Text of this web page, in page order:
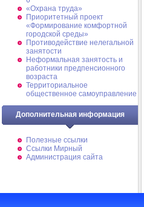
«Охрана труда»
Приоритетный проект
«Формирование комфортной
городской среды»
Противодействие нелегальной
занятости
Неформальная занятость и
работники предпенсионного
возраста
Территориальное
общественное самоуправление
Дополнительная информация
Полезные ссылки
Ссылки Мирный
Администрация сайта